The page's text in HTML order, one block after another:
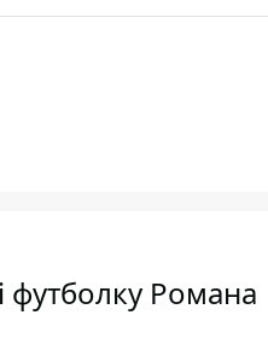
футболку Романа